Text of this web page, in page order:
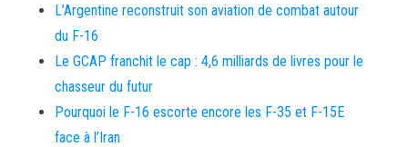
L’Argentine reconstruit son aviation de combat autour
du F-16
Le GCAP franchit le cap : 4,6 milliards de livres pour le
chasseur du futur
Pourquoi le F-16 escorte encore les F-35 et F-15E
face à l’Iran